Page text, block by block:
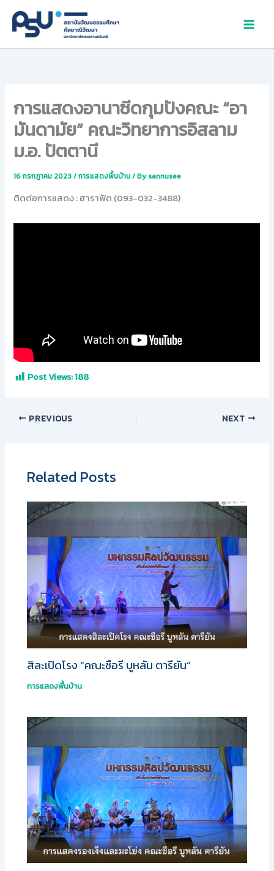
content
การแสดงอานาซีดกุมปังคณะ “อา
มันดามัย” คณะวิทยาการอิสลาม
ม.อ. ปัตตานี
16 กรกฎาคม 2023/การแสดงพื้นบ้าน/ Bysannusee
ติดต่อการแสดง : ฮาราฟัต (093-032-3488)
Post Views:188
PREVIOUS NEXT
Related Posts
สิละเปิดโรง “คณะซือรี บูหลัน ตารียัน”
การแสดงพื้นบ้าน